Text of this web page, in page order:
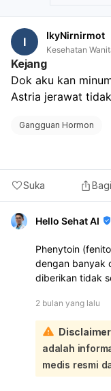
I IkyNirnirmot
Kesehatan
Kejang
Dok aku kan
Astria jerawat
Gangguan Hormon
Suka
Hello Sehat AI
Phenytoin
dengan banyak
diberikan tidak
sangat penting
mengonsumsi
Untuk
interaksi obat
berkonsultasi
phenytoin atau
2 bulan yang lalu
adalah
medis resmi